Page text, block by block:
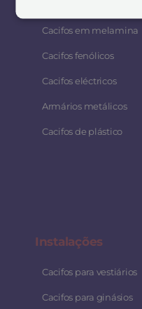
Cacifos em melamina
Cacifos fenólicos
Cacifos eléctricos
Armários metálicos
Cacifos de plástico
Instalações
Cacifos para vestiários
Cacifos para ginásios